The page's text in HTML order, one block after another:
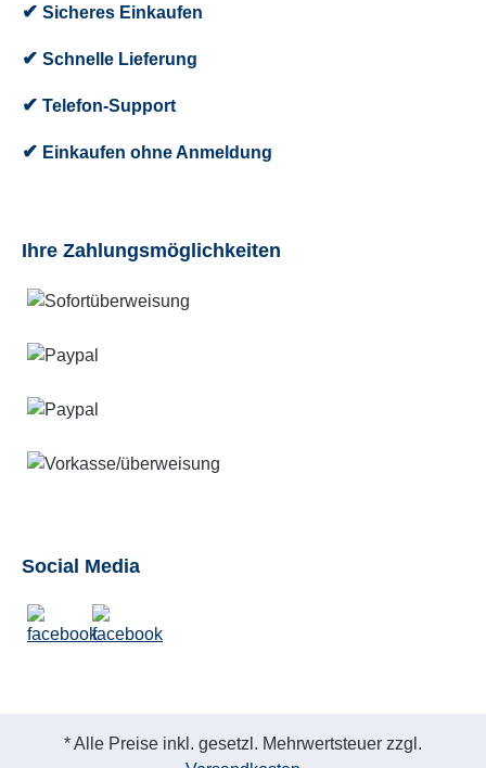
✔ Sicheres Einkaufen
✔ Schnelle Lieferung
✔ Telefon-Support
✔ Einkaufen ohne Anmeldung
Ihre Zahlungsmöglichkeiten
Social Media
* Alle Preise inkl. gesetzl. Mehrwertsteuer zzgl.